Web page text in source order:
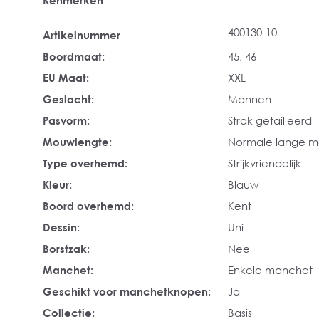
Artikelnummer
400130-10
Boordmaat:
45, 46
EU Maat:
XXL
Geslacht:
Mannen
Pasvorm:
Strak getailleerd
Mouwlengte:
Normale lange
Type overhemd:
Strijkvriendelijk
Kleur:
Blauw
Boord overhemd:
Kent
Dessin:
Uni
Borstzak:
Nee
Manchet:
Enkele manchet
Geschikt voor manchetknopen:
Ja
Collectie:
Basis